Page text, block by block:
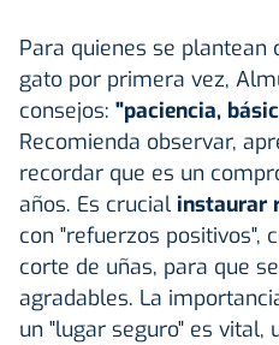
Para quienes se
gato por primera vez,
consejos: "paciencia,
Recomienda observar,
recordar que es un
años. Es crucial instaurar
con "refuerzos positivos",
corte de uñas, para que
agradables. La
un "lugar seguro" es vital,